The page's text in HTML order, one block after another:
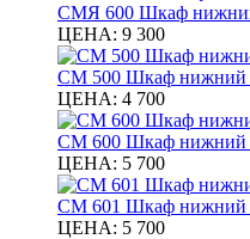
СМЯ 600 Шкаф нижний
ЦЕНА: 9 300
СМ 500 Шкаф нижний
ЦЕНА: 4 700
СМ 600 Шкаф нижний
ЦЕНА: 5 700
СМ 601 Шкаф нижний
ЦЕНА: 5 700